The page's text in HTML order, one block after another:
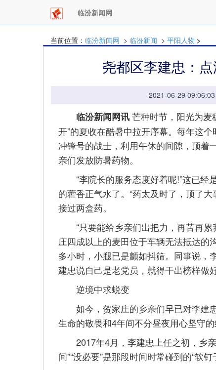
临汾新闻网
当前位置： 临汾新闻网 > 临汾新闻 > 平阳人物 >
尧都区李建忠：
2021-06-29
临汾新闻网讯芒种时节，阳光为麦
开”的夏收在酷暑中拉开序幕。每年这
冲锋号的战士，利用午休的间隙，顶着
亲们发放防暑药物。
“李院长的服务态度好着呢!”这已经
的藿香正气水了。“药太及时了，顶了
接过两盒药。
“只要能给乡亲们出把力，再苦再累
庄四成以上的麦田位于车辆无法抵达的
多小时，小腿已是颤如抖筛。同事说，
建忠说自己是老党员，就得干出榜样做
逆境中求蜕变
如今，贺家庄的乡亲们早已对李建
生命的敬畏和4年间不分昼夜用心坚守的
2017年4月，李建忠上任之初，乡亲
间”“没必要”是那段时间时常碰到的“软钉